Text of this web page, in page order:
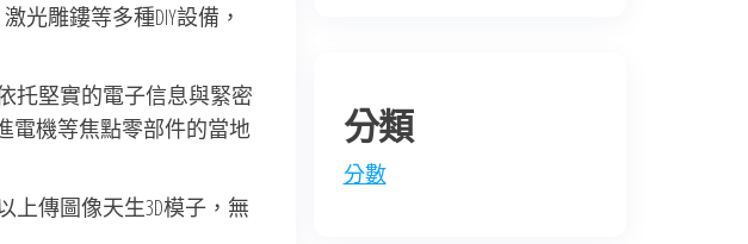
光雕鏤等多種DIY設備，
托堅實的電子信息與緊密
電機等焦點零部件的當地
上傳圖像天生3D模子，無
分類
分數